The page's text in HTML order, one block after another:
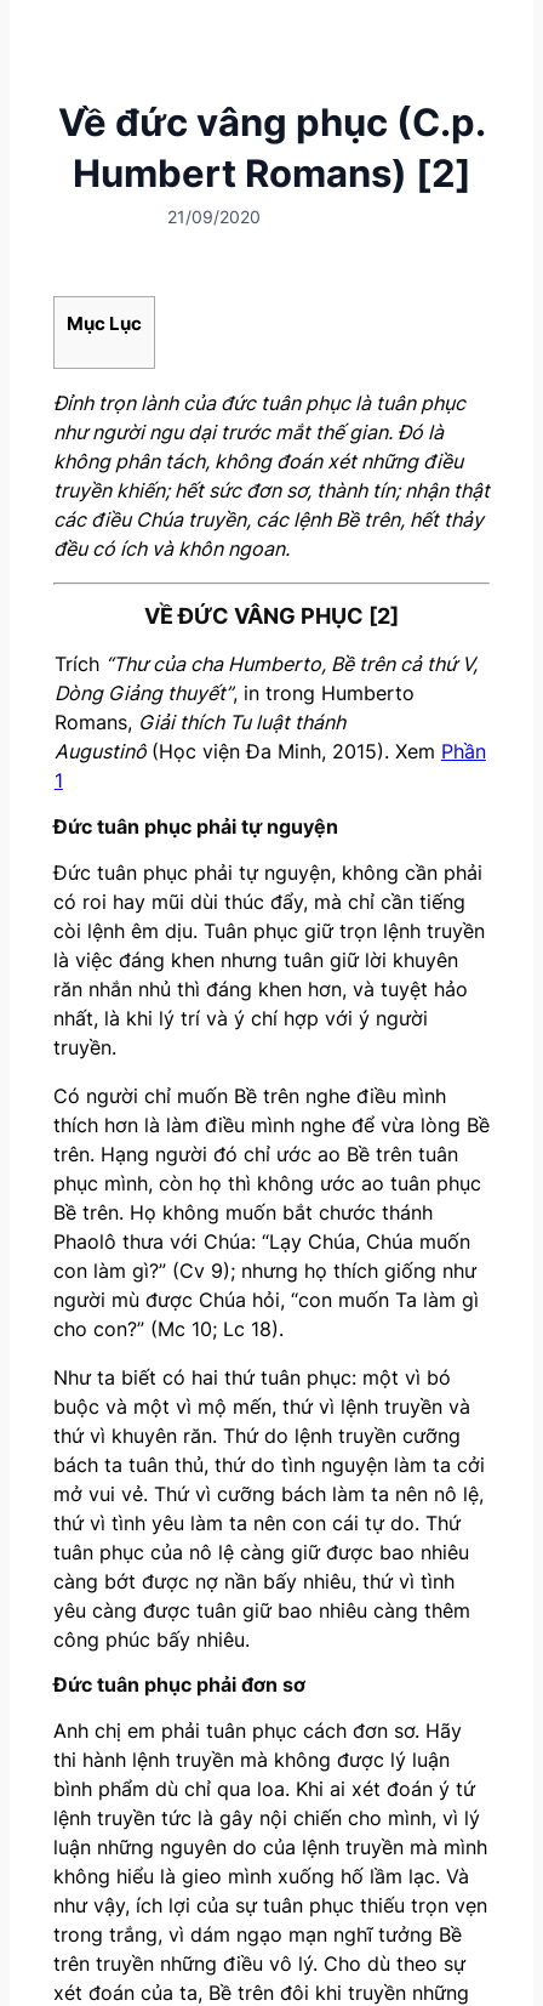
Về đức vâng phục (C.p.
Humbert Romans) [2]
21/09/2020
Mục Lục
Đỉnh trọn lành của đức tuân phục là tuân phục
như người ngu dại trước mắt thế gian. Đó là
không phân tách, không đoán xét những điều
truyền khiến; hết sức đơn sơ, thành tín; nhận thật
các điều Chúa truyền, các lệnh Bề trên, hết thảy
đều có ích và khôn ngoan.
VỀ ĐỨC VÂNG PHỤC [2]
Trích “Thư của cha Humberto, Bề trên cả thứ V,
Dòng Giảng thuyết”, in trong Humberto
Romans, Giải thích Tu luật thánh
Augustinô (Học viện Đa Minh, 2015). Xem Phần
1
Đức tuân phục phải tự nguyện
Đức tuân phục phải tự nguyện, không cần phải
có roi hay mũi dùi thúc đẩy, mà chỉ cần tiếng
còi lệnh êm dịu. Tuân phục giữ trọn lệnh truyền
là việc đáng khen nhưng tuân giữ lời khuyên
răn nhắn nhủ thì đáng khen hơn, và tuyệt hảo
nhất, là khi lý trí và ý chí hợp với ý người
truyền.
Có người chỉ muốn Bề trên nghe điều mình
thích hơn là làm điều mình nghe để vừa lòng Bề
trên. Hạng người đó chỉ ước ao Bề trên tuân
phục mình, còn họ thì không ước ao tuân phục
Bề trên. Họ không muốn bắt chước thánh
Phaolô thưa với Chúa: “Lạy Chúa, Chúa muốn
con làm gì?” (Cv 9); nhưng họ thích giống như
người mù được Chúa hỏi, “con muốn Ta làm gì
cho con?” (Mc 10; Lc 18).
Như ta biết có hai thứ tuân phục: một vì bó
buộc và một vì mộ mến, thứ vì lệnh truyền và
thứ vì khuyên răn. Thứ do lệnh truyền cưỡng
bách ta tuân thủ, thứ do tình nguyện làm ta cởi
mở vui vẻ. Thứ vì cưỡng bách làm ta nên nô lệ,
thứ vì tình yêu làm ta nên con cái tự do. Thứ
tuân phục của nô lệ càng giữ được bao nhiêu
càng bớt được nợ nần bấy nhiêu, thứ vì tình
yêu càng được tuân giữ bao nhiêu càng thêm
công phúc bấy nhiêu.
Đức tuân phục phải đơn sơ
Anh chị em phải tuân phục cách đơn sơ. Hãy
thi hành lệnh truyền mà không được lý luận
bình phẩm dù chỉ qua loa. Khi ai xét đoán ý tứ
lệnh truyền tức là gây nội chiến cho mình, vì lý
luận những nguyên do của lệnh truyền mà mình
không hiểu là gieo mình xuống hố lầm lạc. Và
như vậy, ích lợi của sự tuân phục thiếu trọn vẹn
trong trắng, vì dám ngạo mạn nghĩ tưởng Bề
trên truyền những điều vô lý. Cho dù theo sự
xét đoán của ta, Bề trên đôi khi truyền những